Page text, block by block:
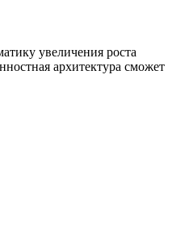
увеличения роста
архитектура сможет